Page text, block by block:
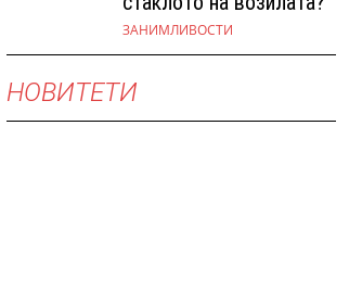
ЗАНИМЛИВОСТИ
НОВИТЕТИ